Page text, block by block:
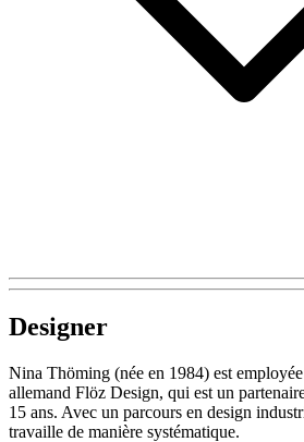
Designer
Nina Thöming (née en 1984) est
allemand Flöz Design, qui est un
15 ans. Avec un parcours en design
travaille de manière systématique.